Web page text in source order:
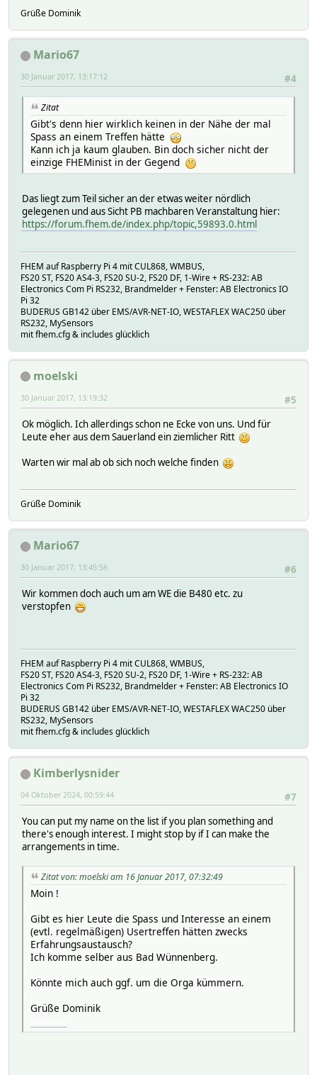
Grüße Dominik
Mario67
#4
30 Januar 2017, 13:17:12
Zitat
Gibt's denn hier wirklich keinen in der Nähe der mal
Spass an einem Treffen hätte
Kann ich ja kaum glauben. Bin doch sicher nicht der
einzige FHEMinist in der Gegend
Das liegt zum Teil sicher an der etwas weiter nördlich
gelegenen und aus Sicht PB machbaren Veranstaltung hier:
https://forum.fhem.de/index.php/topic,59893.0.html
FHEM auf Raspberry Pi 4 mit CUL868, WMBUS,
FS20 ST, FS20 AS4-3, FS20 SU-2, FS20 DF, 1-Wire + RS-232: AB
Electronics Com Pi RS232, Brandmelder + Fenster: AB Electronics IO
Pi 32
BUDERUS GB142 über EMS/AVR-NET-IO, WESTAFLEX WAC250 über
RS232, MySensors
mit fhem.cfg & includes glücklich
moelski
#5
30 Januar 2017, 13:19:32
Ok möglich. Ich allerdings schon ne Ecke von uns. Und für
Leute eher aus dem Sauerland ein ziemlicher Ritt
Warten wir mal ab ob sich noch welche finden
Grüße Dominik
Mario67
#6
30 Januar 2017, 13:45:56
Wir kommen doch auch um am WE die B480 etc. zu
verstopfen
FHEM auf Raspberry Pi 4 mit CUL868, WMBUS,
FS20 ST, FS20 AS4-3, FS20 SU-2, FS20 DF, 1-Wire + RS-232: AB
Electronics Com Pi RS232, Brandmelder + Fenster: AB Electronics IO
Pi 32
BUDERUS GB142 über EMS/AVR-NET-IO, WESTAFLEX WAC250 über
RS232, MySensors
mit fhem.cfg & includes glücklich
Kimberlysnider
#7
04 Oktober 2024, 00:59:44
You can put my name on the list if you plan something and
there's enough interest. I might stop by if I can make the
arrangements in time.
Zitat von: moelski am 16 Januar 2017, 07:32:49
Moin !
Gibt es hier Leute die Spass und Interesse an einem
(evtl. regelmäßigen) Usertreffen hätten zwecks
Erfahrungsaustausch?
Ich komme selber aus Bad Wünnenberg.
Könnte mich auch ggf. um die Orga kümmern.
Grüße Dominik